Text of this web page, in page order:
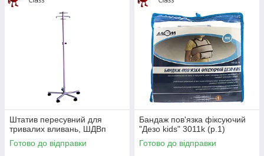
Штатив пересувний для
тривалих вливань, ШДВп
Готово до відправки
Бандаж пов'язка фіксуючий
"Дезо kids" 3011k (р.1)
Готово до відправки